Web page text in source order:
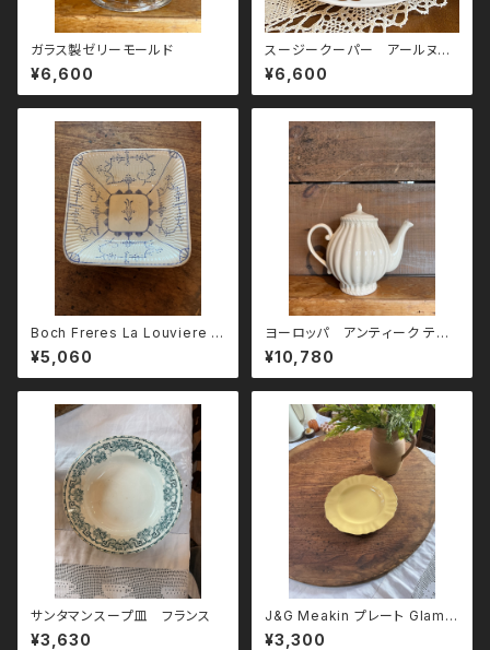
ガラス製ゼリーモールド
¥6,600
スージークーパー アールヌー
ボー トリオ
¥6,600
Boch Freres La Louviere ス
クエア深皿
¥5,060
ヨーロッパ アンティーク ティ
ーポット
¥10,780
サンタマンスープ皿 フランス
¥3,630
J&G Meakin プレート Glamo
ur Sunflower
¥3,300